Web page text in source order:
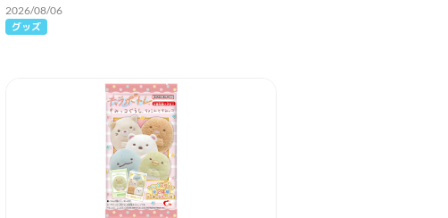
2026/08/06
グッズ